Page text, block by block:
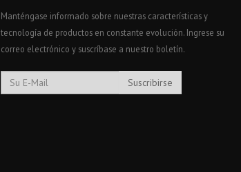
Manténgase informado sobre nuestras características y
tecnología de productos en constante evolución. Ingrese su
correo electrónico y suscríbase a nuestro boletín.
Suscribirse